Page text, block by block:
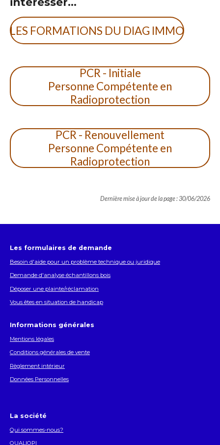
LES FORMATIONS DU DIAG IMMO
PCR - Initiale
Personne Compétente en
Radioprotection
PCR - Renouvellement
Personne Compétente en
Radioprotection
Dernière mise à jour de la page : 30/06/2026
Les formulaires de demande
Besoin d'aide pour un problème technique ou juridique
Demande d'analyse échantillons bois
Déposer une plainte/réclamation
Vous êtes en situation de handicap
Informations générales
Mentions légales
Conditions générales de vente
Règlement intérieur
Données Personnelles
La société
Qui sommes-nous?
QUALIOPI